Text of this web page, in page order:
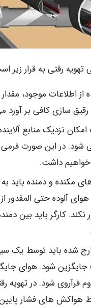
رقتی به قرار زیر
از اطلاعات موجود،
رقیق سازی کافی بر آورد
نزدیک منابع
در این صورت فرمی
داشت.
مکنده و دمنده باید
آلوده حتی المقدور
نکند. کارگر باید بین
شده باید توسط یک
جایگزین شود. هوای
فرآروی شود. در تهویه
هواکش های فشار